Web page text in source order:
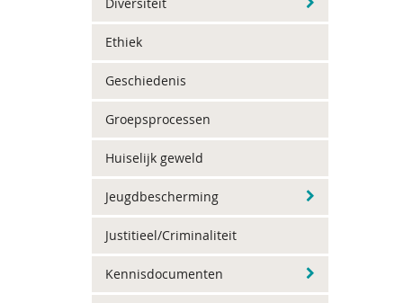
Ethiek
Geschiedenis
Groepsprocessen
Huiselijk geweld
Jeugdbescherming
Justitieel/Criminaliteit
Kennisdocumenten